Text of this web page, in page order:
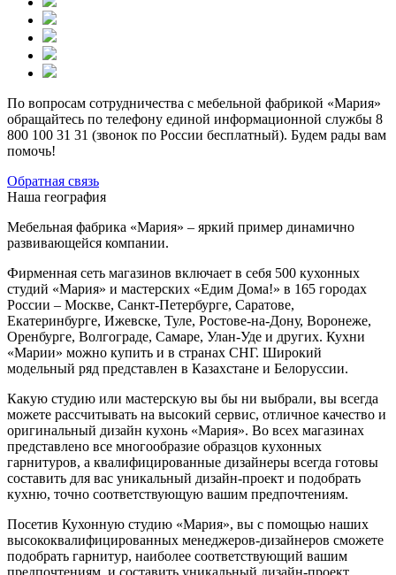
По вопросам сотрудничества с мебельной фабрикой «Мария»
обращайтесь по телефону единой информационной службы 8
800 100 31 31 (звонок по России бесплатный). Будем рады вам
помочь!
Обратная связь
Наша география
Мебельная фабрика «Мария» – яркий пример динамично
развивающейся компании.
Фирменная сеть магазинов включает в себя 500 кухонных
студий «Мария» и мастерских «Едим Дома!» в 165 городах
России – Москве, Санкт-Петербурге, Саратове,
Екатеринбурге, Ижевске, Туле, Ростове-на-Дону, Воронеже,
Оренбурге, Волгограде, Самаре, Улан-Уде и других. Кухни
«Марии» можно купить и в странах СНГ. Широкий
модельный ряд представлен в Казахстане и Белоруссии.
Какую студию или мастерскую вы бы ни выбрали, вы всегда
можете рассчитывать на высокий сервис, отличное качество и
оригинальный дизайн кухонь «Мария». Во всех магазинах
представлено все многообразие образцов кухонных
гарнитуров, а квалифицированные дизайнеры всегда готовы
составить для вас уникальный дизайн-проект и подобрать
кухню, точно соответствующую вашим предпочтениям.
Посетив Кухонную студию «Мария», вы с помощью наших
высококвалифицированных менеджеров-дизайнеров сможете
подобрать гарнитур, наиболее соответствующий вашим
предпочтениям, и составить уникальный дизайн-проект